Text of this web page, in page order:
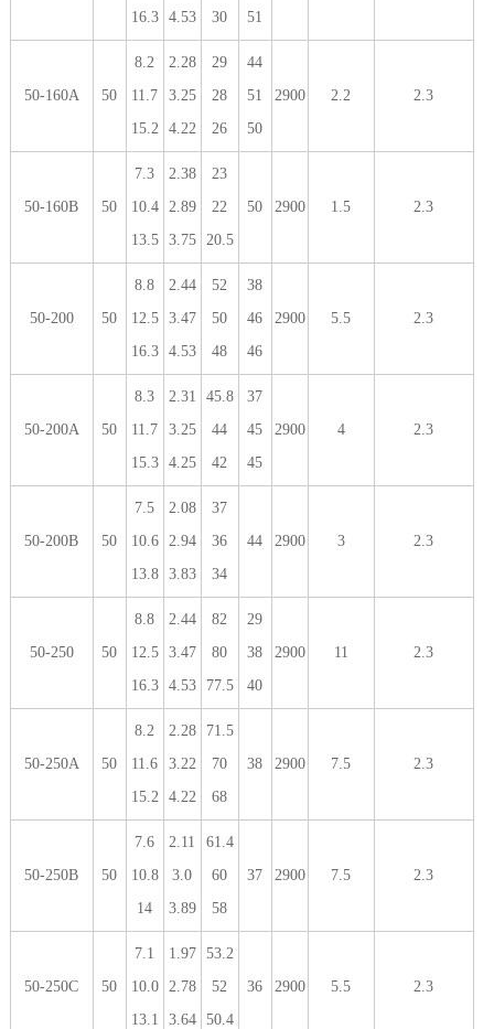
16.3
4.53
30
51
50-160A 50
8.2
11.7
15.2
2.28
3.25
4.22
29
28
26
44
51
50
2900 2.2 2.3
50-160B 50
7.3
10.4
13.5
2.38
2.89
3.75
23
22
20.5
50 2900 1.5 2.3
50-200 50
8.8
12.5
16.3
2.44
3.47
4.53
52
50
48
38
46
46
2900 5.5 2.3
50-200A 50
8.3
11.7
15.3
2.31
3.25
4.25
45.8
44
42
37
45
45
2900 4 2.3
50-200B 50
7.5
10.6
13.8
2.08
2.94
3.83
37
36
34
44 2900 3 2.3
50-250 50
8.8
12.5
16.3
2.44
3.47
4.53
82
80
77.5
29
38
40
2900 11 2.3
50-250A 50
8.2
11.6
15.2
2.28
3.22
4.22
71.5
70
68
38 2900 7.5 2.3
50-250B 50
7.6
10.8
14
2.11
3.0
3.89
61.4
60
58
37 2900 7.5 2.3
50-250C 50
7.1
10.0
13.1
1.97
2.78
3.64
53.2
52
50.4
36 2900 5.5 2.3